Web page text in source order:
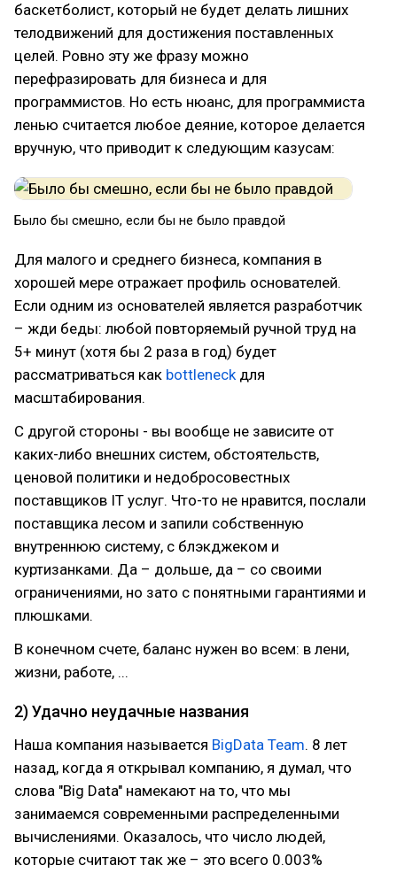
баскетболист, который не будет делать лишних
телодвижений для достижения поставленных
целей. Ровно эту же фразу можно
перефразировать для бизнеса и для
программистов. Но есть нюанс, для программиста
ленью считается любое деяние, которое делается
вручную, что приводит к следующим казусам:
Было бы смешно, если бы не было правдой
Для малого и среднего бизнеса, компания в
хорошей мере отражает профиль основателей.
Если одним из основателей является разработчик
– жди беды: любой повторяемый ручной труд на
5+ минут (хотя бы 2 раза в год) будет
рассматриваться как bottleneckдля
масштабирования.
С другой стороны - вы вообще не зависите от
каких-либо внешних систем, обстоятельств,
ценовой политики и недобросовестных
поставщиков IT услуг. Что-то не нравится, послали
поставщика лесом и запили собственную
внутреннюю систему, с блэкджеком и
куртизанками. Да – дольше, да – со своими
ограничениями, но зато с понятными гарантиями и
плюшками.
В конечном счете, баланс нужен во всем: в лени,
жизни, работе, ...
2) Удачно неудачные названия
Наша компания называется BigData Team. 8 лет
назад, когда я открывал компанию, я думал, что
слова "Big Data" намекают на то, что мы
занимаемся современными распределенными
вычислениями. Оказалось, что число людей,
которые считают так же – это всего 0.003%